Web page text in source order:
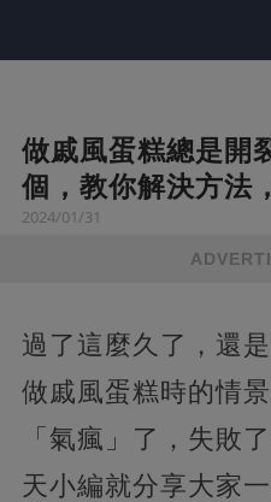
做戚風蛋糕總是開
個，教你解決方法
2024/01/31
過了這麼久了，還
做戚風蛋糕時的情
「氣瘋」了，失敗
天小編就分享大家